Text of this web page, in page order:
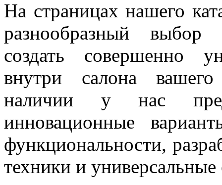
На страницах нашего
разнообразный
создать совершенно
внутри салона
наличии у нас
инновационные
функциональности,
техники и